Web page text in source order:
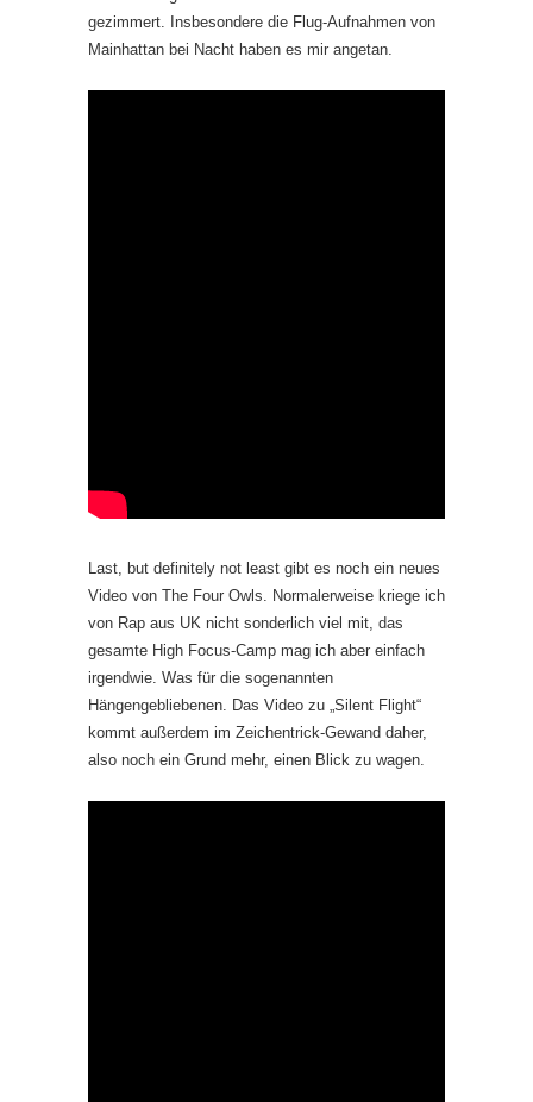
gezimmert. Insbesondere die Flug-Aufnahmen von
Mainhattan bei Nacht haben es mir angetan.
Last, but definitely not least gibt es noch ein neues
Video von The Four Owls. Normalerweise kriege ich
von Rap aus UK nicht sonderlich viel mit, das
gesamte High Focus-Camp mag ich aber einfach
irgendwie. Was für die sogenannten
Hängengebliebenen. Das Video zu „Silent Flight“
kommt außerdem im Zeichentrick-Gewand daher,
also noch ein Grund mehr, einen Blick zu wagen.